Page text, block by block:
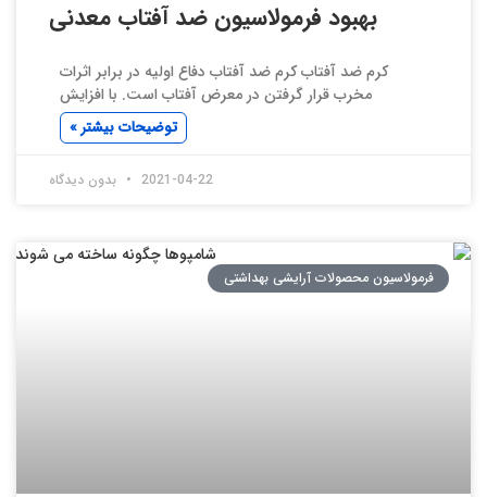
بهبود فرمولاسیون ضد آفتاب معدنی
کرم ضد آفتاب کرم ضد آفتاب دفاع اولیه در برابر اثرات
مخرب قرار گرفتن در معرض آفتاب است. با افزایش
توضیحات بیشتر »
2021-04-22 بدون دیدگاه
فرمولاسیون محصولات آرایشی بهداشتی